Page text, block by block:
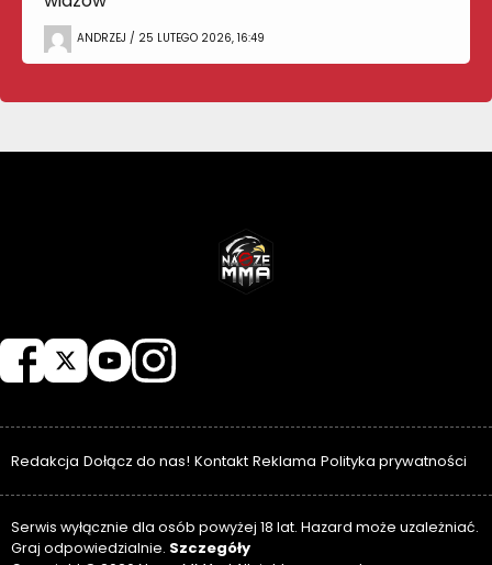
ANDRZEJ / 25 LUTEGO 2026, 16:49
Redakcja Dołącz do nas! Kontakt Reklama Polityka prywatności
Serwis wyłącznie dla osób powyżej 18 lat. Hazard może uzależniać.
Graj odpowiedzialnie. Szczegóły